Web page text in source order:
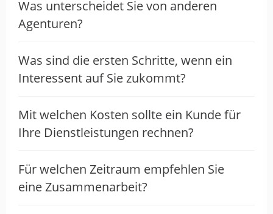
mit finanziellem Aufwand verbunden. Was
ist kurzfristig sinnvoll, was langfristig? Kein
Das wird sicherlich nicht der letzte Kontakt
geblieben sein.
Super Social Media Team sehr
freundlich und haben mir sehr
schnell…
von N Janssens · 12. Februar 2026
Was unterscheidet Sie von anderen
Agenturen?
Was sind die ersten Schritte, wenn ein
Interessent auf Sie zukommt?
Mit welchen Kosten sollte ein Kunde für
Ihre Dienstleistungen rechnen?
Für welchen Zeitraum empfehlen Sie
eine Zusammenarbeit?